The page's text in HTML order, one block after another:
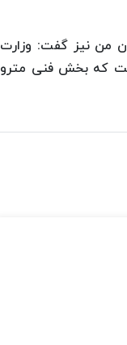
من نیز گفت: وزارت
که بخش فنی مترو